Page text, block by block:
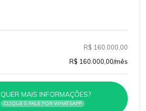
R$ 160.000,00
R$ 160.000,00/mês
QUER MAIS INFORMAÇÕES?
CLIQUE E FALE POR WHATSAPP